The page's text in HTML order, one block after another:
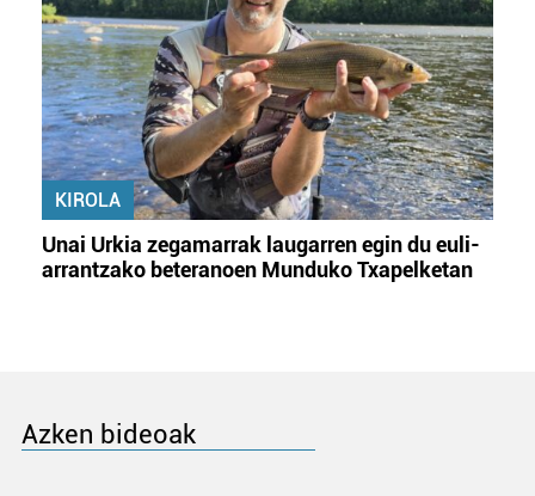
KIROLA
Unai Urkia zegamarrak laugarren egin du euli-
arrantzako beteranoen Munduko Txapelketan
Azken bideoak